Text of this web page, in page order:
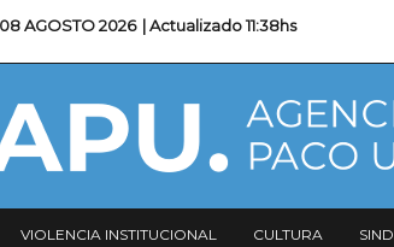
08 AGOSTO 2026 | Actualizado11:38hs
VIOLENCIA INSTITUCIONAL CULTURA